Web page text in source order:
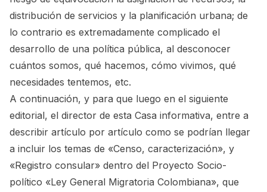
distribución de servicios y la planificación urbana; de
lo contrario es extremadamente complicado el
desarrollo de una política pública, al desconocer
cuántos somos, qué hacemos, cómo vivimos, qué
necesidades tentemos, etc.
A continuación, y para que luego en el siguiente
editorial, el director de esta Casa informativa, entre a
describir artículo por artículo como se podrían llegar
a incluir los temas de «Censo, caracterización», y
«Registro consular» dentro del Proyecto Socio-
político «Ley General Migratoria Colombiana», que